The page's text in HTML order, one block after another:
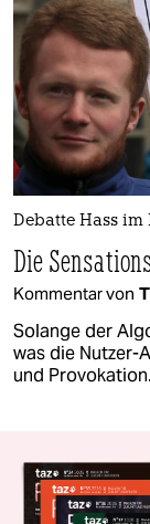
Debatte Hass im
Die
Kommentar von
Solange der
was die Nutzer-
und